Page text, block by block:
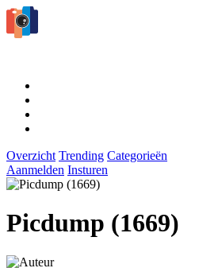
Overzicht Trending Categorieën
Aanmelden Insturen
Picdump (1669)